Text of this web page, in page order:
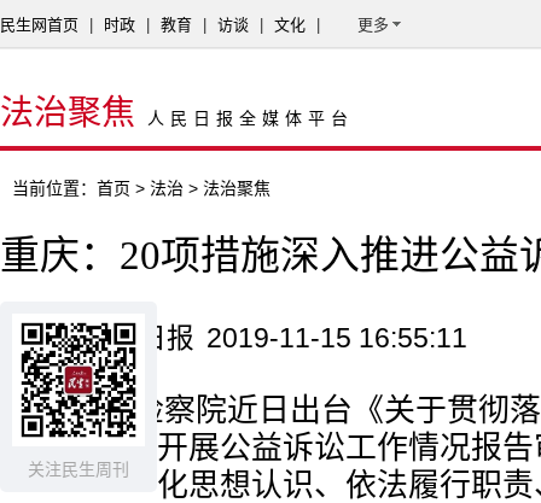
关注民生周刊
民生网首页 时政 教育 访谈 文化 更多
法治聚焦 人民日报全媒体平台
当前位置： 首页 > 法治 > 法治聚焦
重庆：20项措施深入推进公益
来源：检察日报 2019-11-15 16:55:11
重庆市检察院近日出台《关于贯彻
对市检察院开展公益诉讼工作情况报
案》，从深化思想认识、依法履行职